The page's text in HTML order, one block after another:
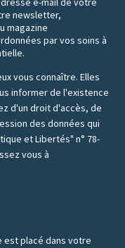
newsletter,
magazine
par vos soins à
vous connaître. Elles
informer de l'existence
d'un droit d'accès, de
des données qui
et Libertés" n° 78-
vous à
est placé dans votre